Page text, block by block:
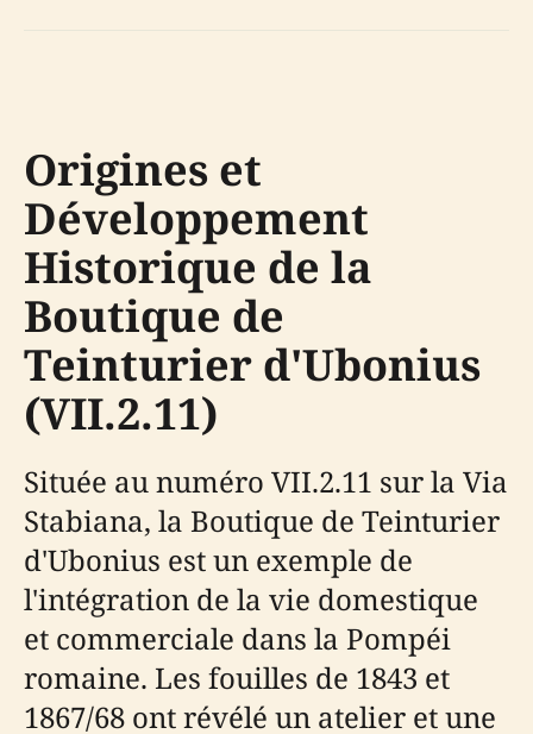
Origines et
Développement
Historique de la
Boutique de
Teinturier d'Ubonius
(VII.2.11)
Située au numéro VII.2.11 sur la Via
Stabiana, la Boutique de Teinturier
d'Ubonius est un exemple de
l'intégration de la vie domestique
et commerciale dans la Pompéi
romaine. Les fouilles de 1843 et
1867/68 ont révélé un atelier et une